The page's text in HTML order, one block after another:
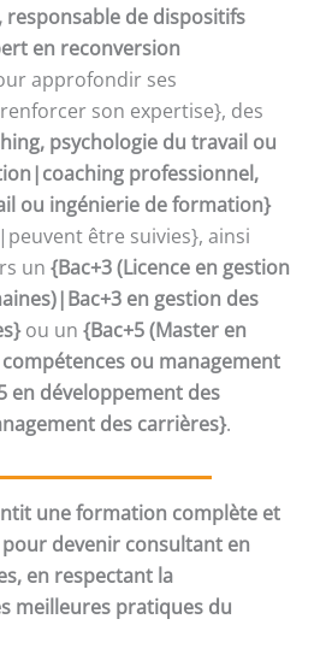
responsable de dispositifs
en reconversion
approfondir ses
son expertise}, des
psychologie du travail ou
professionnel,
ou ingénierie de formation}
être suivies}, ainsi
un {Bac+3 (Licence en gestion
en gestion des
ou un {Bac+5 (Master en
ou management
en développement des
des carrières}.
une formation complète et
devenir consultant en
en respectant la
meilleures pratiques du